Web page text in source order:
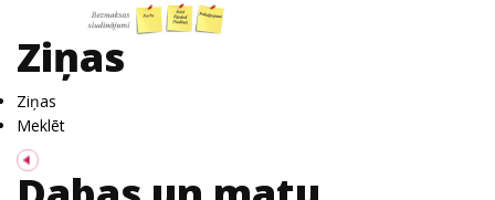
Ziņas
Ziņas
Meklēt